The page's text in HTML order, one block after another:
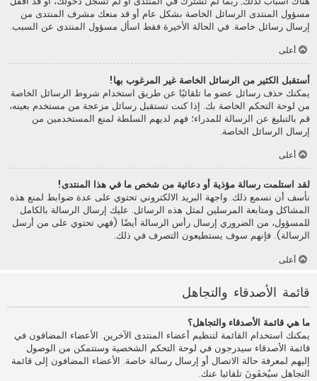
مسؤول المنتدى الرسائل الخاصة بشكل عام أو قد منعك مشرف المنتدى من
إرسال رسائل خاصة. في الحالة الأخيرة فقط اسأل مسؤول المنتدى عن السبب.
أعلى
أستقبل الكثير من الرسائل الخاصة غير المرغوب بها!
يمكنك حذف رسائل عضو ما تلقائيًا عن طريق استخدام شروط الرسائل الخاصة
من لوحة التحكم الخاصة بك. إذا كنت تستقبل رسائل مزعجة من مستخدم بعينه،
قم بالتبليغ عن الرسالة للمدراء؛ فهم لديهم السلطة لمنع المستخدمين من
إرسال الرسائل الخاصة.
أعلى
لقد استلمت رسالة مؤذية أو دعائية من شخص ما في هذا المنتدى!
نأسف أن نسمع ذلك. واجهة البريد الالكتروني تحتوي على عدة ضوابط لمنع هذه
المشاكل ومتابعة المرسلين لمثل هذه الرسائل. عليك إرسال الرسالة بالكامل
للمسؤول، من الضروري إرسال رأس الرسالة أيضًا (فهي تحتوي على من أرسل
الرسالة). فإنهم سوف يستطيعون التصرف في ذلك.
أعلى
قائمة الأصدقاء والتجاهل
ما هي قائمة الأصدقاء والتجاهل؟
يمكنك استخدام القائمة لتنظيم أعضاء المنتدى الآخرين. الأعضاء المضافون في
قائمة الأصدقاء سيدرجون في لوحة التحكم الشخصية وستتمكن من الوصول
إليهم لمعرفة حالة الاتصال أو إرسال رسالة خاصة. الأعضاء المضافون إلى قائمة
التجاهل سيُخفَونَ تلقائيا عنك.